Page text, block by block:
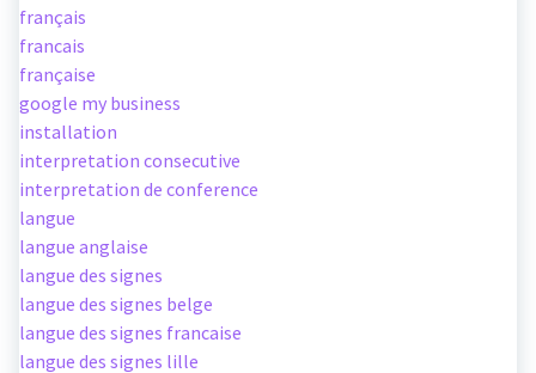
français
francais
française
google my business
installation
interpretation consecutive
interpretation de conference
langue
langue anglaise
langue des signes
langue des signes belge
langue des signes francaise
langue des signes lille